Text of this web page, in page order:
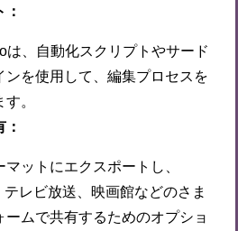
は、自動化スクリプトやサード
ンを使用して、編集プロセスを
。
ットにエクスポートし、
レビ放送、映画館などのさま
ームで共有するためのオプショ